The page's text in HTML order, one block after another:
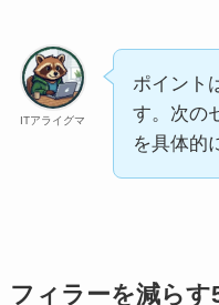
ITアライグマ
ポイント
す。次の
を具体的
フィラーを減らす